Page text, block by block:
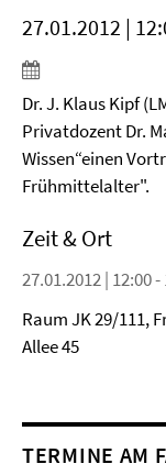
27.01.2012 |
Dr. J. Klaus Kipf
Privatdozent Dr.
Wissen“einen
Frühmittelalter".
Zeit & Ort
27.01.2012 | 12:00 -
Raum JK 29/111,
Allee 45
TERMINE AM